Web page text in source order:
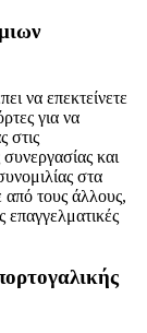
να επεκτείνετε
για να
στις
και
στα
από τους άλλους,
επαγγελματικές